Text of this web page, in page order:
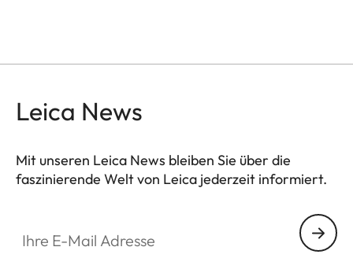
Leica News
Mit unseren Leica News bleiben Sie über die
faszinierende Welt von Leica jederzeit informiert.